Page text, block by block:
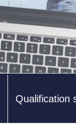
Qualification